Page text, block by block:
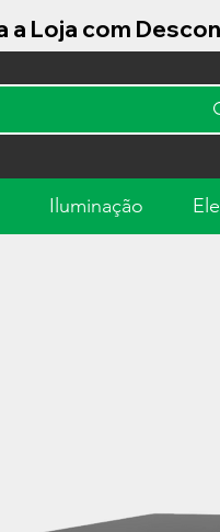
Iluminação